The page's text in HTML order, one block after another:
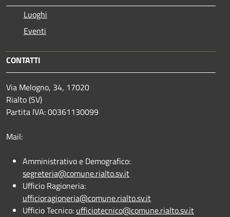
Luoghi
Eventi
CONTATTI
Via Melogno, 34, 17020
Rialto (SV)
Partita IVA: 00361130099
Mail:
Amministrativo e Demografico:
segreteria@comune.rialto.sv.it
Ufficio Ragioneria:
ufficioragioneria@comune.rialto.sv.it
Ufficio Tecnico: ufficiotecnico@comune.rialto.sv.it